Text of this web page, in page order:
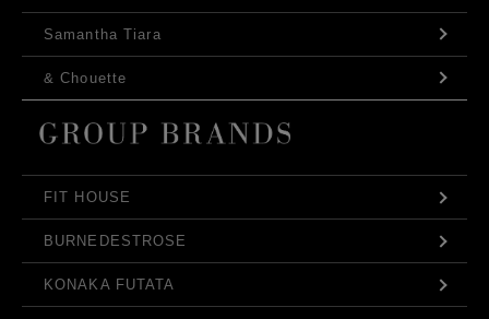
Samantha Tiara
& Chouette
FIT HOUSE
BURNEDESTROSE
KONAKA FUTATA